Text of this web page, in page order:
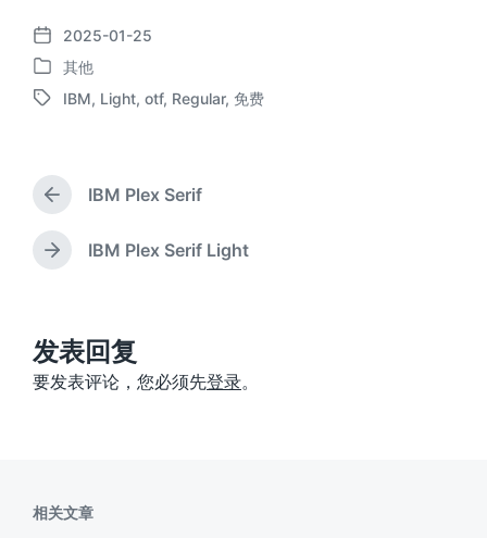
发
布
日
2025-01-25
发
布
其他
标
IBM, Light, otf, Regular, 免费
上
篇
文
章
IBM Plex Serif
下
：
IBM Plex Serif Light
发表回复
要发表评论，您必须先登录。
相关文章